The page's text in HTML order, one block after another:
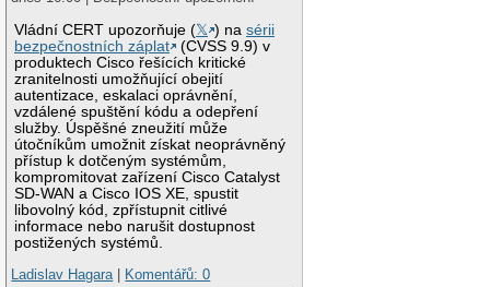
Vládní CERT upozorňuje (𝕏 ) nasérii
bezpečnostních záplat
(CVSS 9.9) v
produktech Cisco řešících kritické
zranitelnosti umožňující obejití
autentizace, eskalaci oprávnění,
vzdálené spuštění kódu a odepření
služby. Úspěšné zneužití může
útočníkům umožnit získat neoprávněný
přístup k dotčeným systémům,
kompromitovat zařízení Cisco Catalyst
SD-WAN a Cisco IOS XE, spustit
libovolný kód, zpřístupnit citlivé
informace nebo narušit dostupnost
postižených systémů.
Ladislav Hagara| Komentářů: 0